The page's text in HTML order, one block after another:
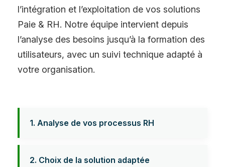
l’intégration et l’exploitation de vos solutions
Paie & RH. Notre équipe intervient depuis
l’analyse des besoins jusqu’à la formation des
utilisateurs, avec un suivi technique adapté à
votre organisation.
1. Analyse de vos processus RH
2. Choix de la solution adaptée